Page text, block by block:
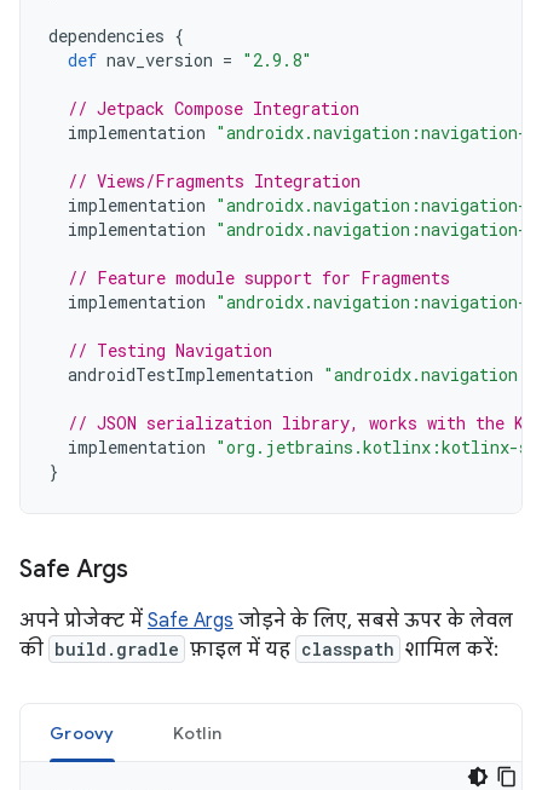
dependencies {
def nav_version = "2.9.8"
// Jetpack Compose Integration
implementation "androidx.navigation:navigation-
// Views/Fragments Integration
implementation "androidx.navigation:navigation-
implementation "androidx.navigation:navigation-
// Feature module support for Fragments
implementation "androidx.navigation:navigation-
// Testing Navigation
androidTestImplementation
// JSON serialization library, works with the
implementation "org.jetbrains.kotlinx:kotlinx-
}
Safe Args
अपने प्रोजेक्ट में Safe Args जोड़ने के लिए, सबसे ऊपर के लेवल
की build.gradle फ़ाइल में यह classpath शामिल करें:
Groovy Kotlin